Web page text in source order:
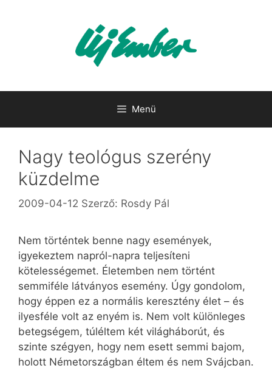
Menü
Nagy teológus szerény
küzdelme
2009-04-12 Szerző: Rosdy Pál
Nem történtek benne nagy események,
igyekeztem napról-napra teljesíteni
kötelességemet. Életemben nem történt
semmiféle látványos esemény. Úgy gondolom,
hogy éppen ez a normális keresztény élet – és
ilyesféle volt az enyém is. Nem volt különleges
betegségem, túléltem két világháborút, és
szinte szégyen, hogy nem esett semmi bajom,
holott Németországban éltem és nem Svájcban.